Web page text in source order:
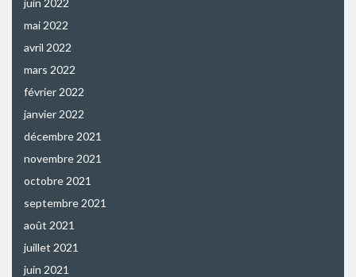
juin 2022
mai 2022
avril 2022
mars 2022
février 2022
janvier 2022
décembre 2021
novembre 2021
octobre 2021
septembre 2021
août 2021
juillet 2021
juin 2021